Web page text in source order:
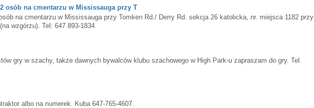
osób na cmentarzu w Mississauga przy T
na cmentarzu w Mississauga przy Tomken Rd./ Derry Rd. sekcja 26 katolicka, nr. miejsca 1182 przy
wzgórzu). Tel: 647 893-1834
gry w szachy, także dawnych bywalców klubu szachowego w High Park-u zapraszam do gry. Tel.
albo na numerek. Kuba 647-765-4607.